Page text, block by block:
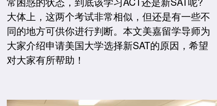
大体上，这两个考试非常相似，但还是有一些不
同的地方可供你进行判断。本文美嘉留学导师为
大家介绍申请美国大学选择新SAT的原因，希望
对大家有所帮助！